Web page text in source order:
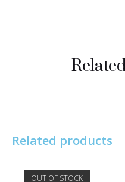
Related products
OUT OF STOCK